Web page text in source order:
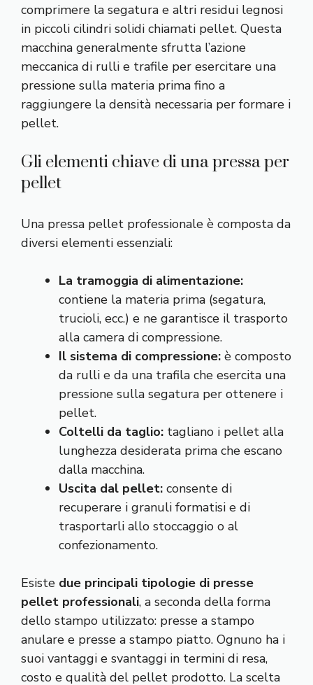
comprimere la segatura e altri residui legnosi
in piccoli cilindri solidi chiamati pellet. Questa
macchina generalmente sfrutta l’azione
meccanica di rulli e trafile per esercitare una
pressione sulla materia prima fino a
raggiungere la densità necessaria per formare i
pellet.
Gli elementi chiave di una pressa per
pellet
Una pressa pellet professionale è composta da
diversi elementi essenziali:
La tramoggia di alimentazione:
contiene la materia prima (segatura,
trucioli, ecc.) e ne garantisce il trasporto
alla camera di compressione.
Il sistema di compressione: è composto
da rulli e da una trafila che esercita una
pressione sulla segatura per ottenere i
pellet.
Coltelli da taglio: tagliano i pellet alla
lunghezza desiderata prima che escano
dalla macchina.
Uscita dal pellet: consente di
recuperare i granuli formatisi e di
trasportarli allo stoccaggio o al
confezionamento.
Esiste due principali tipologie di presse
pellet professionali, a seconda della forma
dello stampo utilizzato: presse a stampo
anulare e presse a stampo piatto. Ognuno ha i
suoi vantaggi e svantaggi in termini di resa,
costo e qualità del pellet prodotto. La scelta